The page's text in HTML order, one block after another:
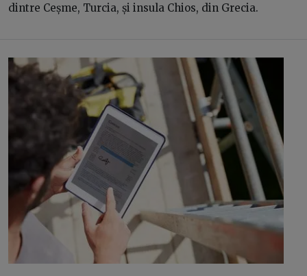
dintre Ceșme, Turcia, și insula Chios, din Grecia.